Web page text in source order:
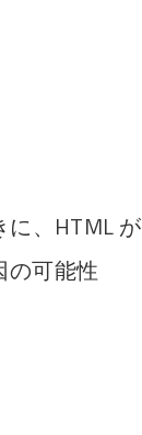
、HTML が
可能性